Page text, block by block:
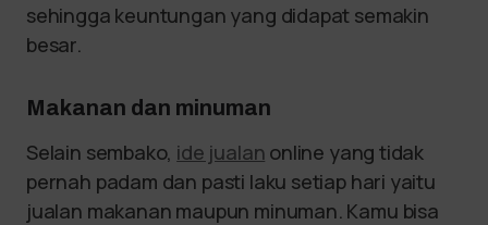
sehingga keuntungan yang didapat semakin
besar.
Makanan dan minuman
Selain sembako, ide jualan online yang tidak
pernah padam dan pasti laku setiap hari yaitu
jualan makanan maupun minuman. Kamu bisa